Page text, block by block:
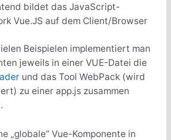
bildet das JavaScript-
Vue.JS auf dem Client/Browser
Beispielen implementiert man
jeweils in einer VUE-Datei die
und das Tool WebPack (wird
zu einer app.js zusammen
„globale“ Vue-Komponente in